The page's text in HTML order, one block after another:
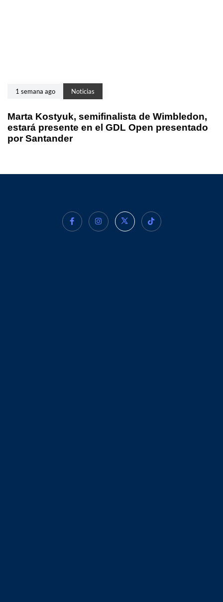
1 semana ago Noticias
Marta Kostyuk, semifinalista de Wimbledon,
estará presente en el GDL Open presentado
por Santander